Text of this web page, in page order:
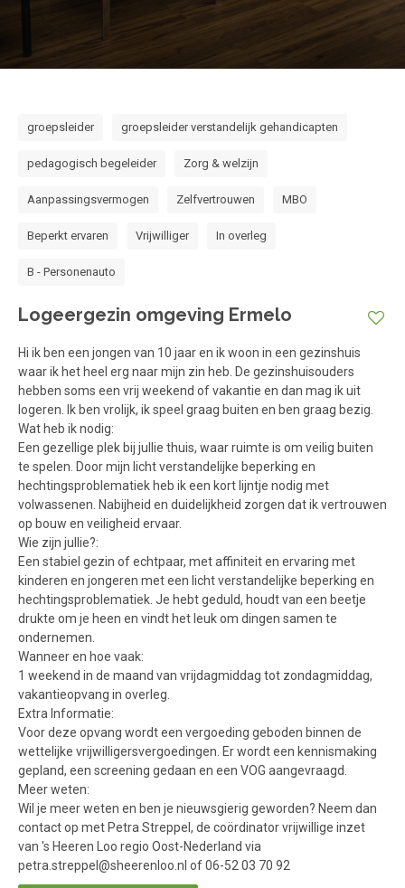
groepsleider groepsleider verstandelijk gehandicapten
pedagogisch begeleider Zorg & welzijn
Aanpassingsvermogen Zelfvertrouwen MBO
Beperkt ervaren Vrijwilliger In overleg
B - Personenauto
Logeergezin omgeving Ermelo
Hi ik ben een jongen van 10 jaar en ik woon in een gezinshuis
waar ik het heel erg naar mijn zin heb. De gezinshuisouders
hebben soms een vrij weekend of vakantie en dan mag ik uit
logeren. Ik ben vrolijk, ik speel graag buiten en ben graag bezig.
Wat heb ik nodig:
Een gezellige plek bij jullie thuis, waar ruimte is om veilig buiten
te spelen. Door mijn licht verstandelijke beperking en
hechtingsproblematiek heb ik een kort lijntje nodig met
volwassenen. Nabijheid en duidelijkheid zorgen dat ik vertrouwen
op bouw en veiligheid ervaar.
Wie zijn jullie?:
Een stabiel gezin of echtpaar, met affiniteit en ervaring met
kinderen en jongeren met een licht verstandelijke beperking en
hechtingsproblematiek. Je hebt geduld, houdt van een beetje
drukte om je heen en vindt het leuk om dingen samen te
ondernemen.
Wanneer en hoe vaak:
1 weekend in de maand van vrijdagmiddag tot zondagmiddag,
vakantieopvang in overleg.
Extra Informatie:
Voor deze opvang wordt een vergoeding geboden binnen de
wettelijke vrijwilligersvergoedingen. Er wordt een kennismaking
gepland, een screening gedaan en een VOG aangevraagd.
Meer weten:
Wil je meer weten en ben je nieuwsgierig geworden? Neem dan
contact op met Petra Streppel, de coördinator vrijwillige inzet
van 's Heeren Loo regio Oost-Nederland via
petra.streppel@sheerenloo.nl of 06-52 03 70 92